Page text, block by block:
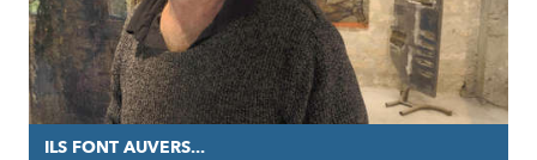
ILS FONT AUVERS...